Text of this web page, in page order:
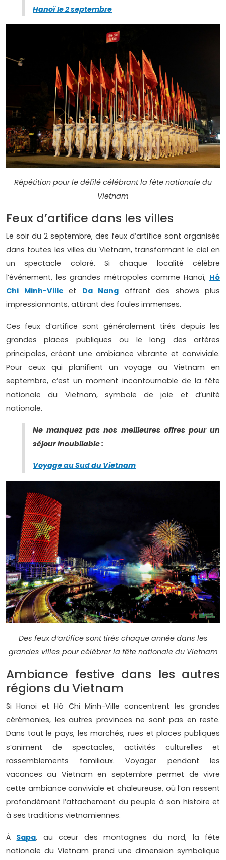
Hanoï le 2 septembre
Répétition pour le défilé célébrant la fête nationale du
Vietnam
Feux d’artifice dans les villes
Le soir du 2 septembre, des feux d’artifice sont organisés
dans toutes les villes du Vietnam, transformant le ciel en
un spectacle coloré. Si chaque localité célèbre
l’événement, les grandes métropoles comme Hanoï, Hô
Chi Minh-Ville et Da Nang offrent des shows plus
impressionnants, attirant des foules immenses.
Ces feux d’artifice sont généralement tirés depuis les
grandes places publiques ou le long des artères
principales, créant une ambiance vibrante et conviviale.
Pour ceux qui planifient un voyage au Vietnam en
septembre, c’est un moment incontournable de la fête
nationale du Vietnam, symbole de joie et d’unité
nationale.
Ne manquez pas nos meilleures offres pour un
séjour inoubliable :
Voyage au Sud du Vietnam
Des feux d’artifice sont tirés chaque année dans les
grandes villes pour célébrer la fête nationale du Vietnam
Ambiance festive dans les autres
régions du Vietnam
Si Hanoï et Hô Chi Minh-Ville concentrent les grandes
cérémonies, les autres provinces ne sont pas en reste.
Dans tout le pays, les marchés, rues et places publiques
s’animent de spectacles, activités culturelles et
rassemblements familiaux. Voyager pendant les
vacances au Vietnam en septembre permet de vivre
cette ambiance conviviale et chaleureuse, où l’on ressent
profondément l’attachement du peuple à son histoire et
à ses traditions vietnamiennes.
À Sapa, au cœur des montagnes du nord, la fête
nationale du Vietnam prend une dimension symbolique